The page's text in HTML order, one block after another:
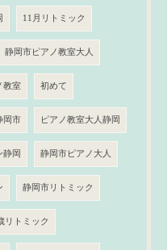
11月リトミック
静岡市ピアノ教室大人
教室 初めて
岡市 ピアノ教室大人静岡
静岡 静岡市ピアノ大人
静岡市リトミック
リトミック